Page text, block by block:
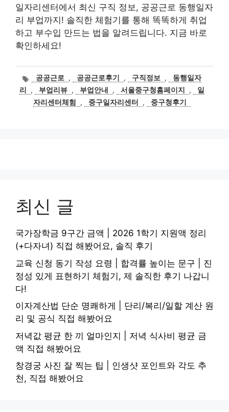
일자리센터에서 최신 구직 정보, 공공근로 동행일자
리 부업까지! 솔직한 체험기를 통해 똑똑하게 취업
하고 부수입 만드는 법을 알려드립니다. 지금 바로
확인하세요!
태공공근로 , 공공근로후기 , 구직정보 ,
동행일자
리
, 부업리뷰 , 부업안내 , 서울중구청홈페이지 ,
일
자리센터체험
, 중구일자리센터 , 중구청후기
최신 글
국가장학금 9구간 금액 | 2026 1학기 지원액 정리
(+다자녀) 직접 해봤어요, 솔직 후기
교육 신청 동기 작성 요령 | 합격률 높이는 문구 | 진
정성 있게 표현하기 체험기, 제 솔직한 후기 나갑니
다!
이자계산법 단순 명쾌하게 | 단리/복리/일할 계산 원
리 및 공식 직접 해봤어요
저녁값 평균 한 끼 얼마인지 | 저녁 식사비 평균 금
액 직접 해봤어요
창경궁 사진 잘 찍는 팁 | 인생샷 포인트와 각도 추
천, 직접 해봤어요